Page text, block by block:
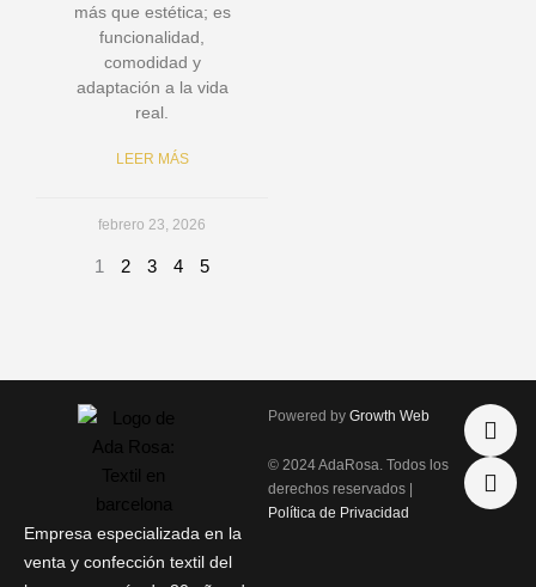
más que estética; es
funcionalidad,
comodidad y
adaptación a la vida
real.
LEER MÁS
febrero 23, 2026
1 2 3 4 5
Empresa especializada en la
venta y confección textil del
Powered by Growth Web
© 2024 AdaRosa. Todos los
derechos reservados |
Política de Privacidad
n
s
t
a
P
h
o
n
e